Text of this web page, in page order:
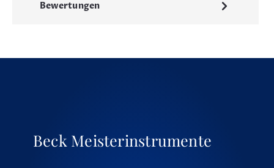
Bewertungen
Beck Meisterinstrumente